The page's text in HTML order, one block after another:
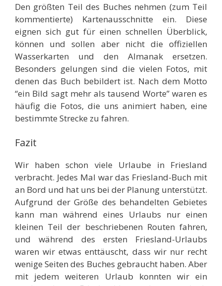
Den größten Teil des Buches nehmen (zum Teil
kommentierte) Kartenausschnitte ein. Diese
eignen sich gut für einen schnellen Überblick,
können und sollen aber nicht die offiziellen
Wasserkarten und den Almanak ersetzen.
Besonders gelungen sind die vielen Fotos, mit
denen das Buch bebildert ist. Nach dem Motto
“ein Bild sagt mehr als tausend Worte” waren es
häufig die Fotos, die uns animiert haben, eine
bestimmte Strecke zu fahren.
Fazit
Wir haben schon viele Urlaube in Friesland
verbracht. Jedes Mal war das Friesland-Buch mit
an Bord und hat uns bei der Planung unterstützt.
Aufgrund der Größe des behandelten Gebietes
kann man während eines Urlaubs nur einen
kleinen Teil der beschriebenen Routen fahren,
und während des ersten Friesland-Urlaubs
waren wir etwas enttäuscht, dass wir nur recht
wenige Seiten des Buches gebraucht haben. Aber
mit jedem weiteren Urlaub konnten wir ein